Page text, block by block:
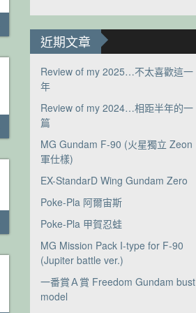
近期文章
Review of my 2025…不太喜歡這一
年
Review of my 2024…相距半年的一
篇
MG Gundam F-90 (火星獨立 Zeon
軍仕樣)
EX-StandarD Wing Gundam Zero
Poke-Pla 阿爾宙斯
Poke-Pla 甲賀忍蛙
MG Mission Pack I-type for F-90
(Jupiter battle ver.)
一番賞Ａ賞 Freedom Gundam bust
model